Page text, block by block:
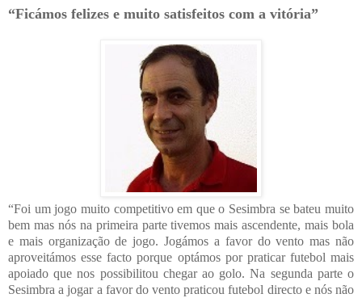
“Ficámos felizes e muito satisfeitos com a vitória”
“Foi um jogo muito competitivo em que o Sesimbra se bateu muito
bem mas nós na primeira parte tivemos mais ascendente, mais bola
e mais organização de jogo. Jogámos a favor do vento mas não
aproveitámos esse facto porque optámos por praticar futebol mais
apoiado que nos possibilitou chegar ao golo. Na segunda parte o
Sesimbra a jogar a favor do vento praticou futebol directo e nós não